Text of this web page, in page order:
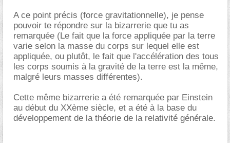
A ce point précis (force gravitationnelle), je pense
pouvoir te répondre sur la bizarrerie que tu as
remarquée (Le fait que la force appliquée par la terre
varie selon la masse du corps sur lequel elle est
appliquée, ou plutôt, le fait que l'accélération des tous
les corps soumis à la gravité de la terre est la même,
malgré leurs masses différentes).
Cette même bizarrerie a été remarquée par Einstein
au début du XXème siècle, et a été à la base du
développement de la théorie de la relativité générale.